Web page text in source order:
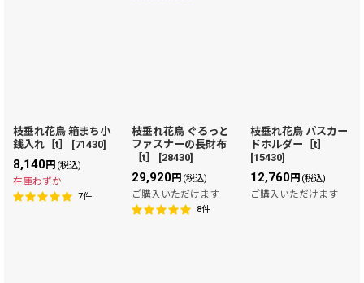
枝垂れ花鳥 箱まち小
銭入れ［t］
[71430]
8,140円 (税込)
在庫わずか
7件
枝垂れ花鳥 ぐるっと
ファスナーの長財布
［t］
[28430]
29,920円 (税込)
ご購入いただけます
8件
枝垂れ花鳥 パスカー
ドホルダー［t］
[15430]
12,760円 (税込)
ご購入いただけます